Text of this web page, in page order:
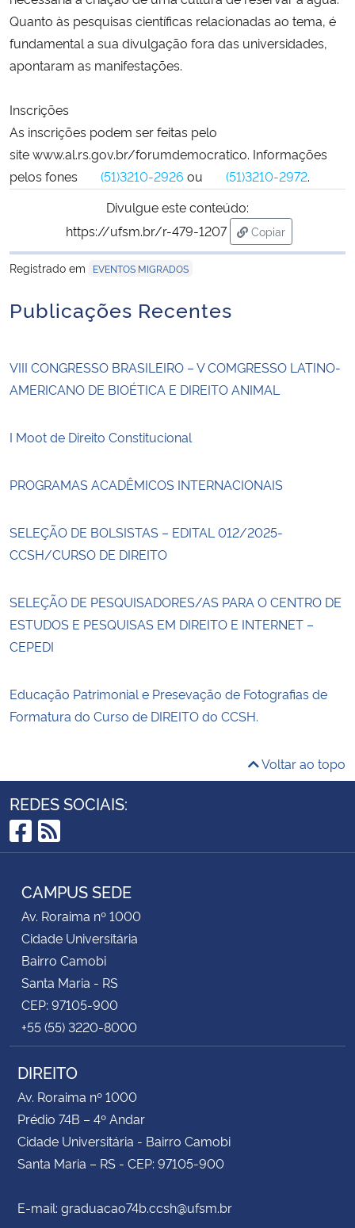
Quanto às pesquisas científicas relacionadas ao tema, é
fundamental a sua divulgação fora das universidades,
apontaram as manifestações.
Inscrições
As inscrições podem ser feitas pelo
sitewww.al.rs.gov.br/forumdemocratico. Informações
pelos fones
(51)3210-2926 ou (51)3210-2972.
Divulgue este conteúdo:
https://ufsm.br/r-479-1207
Copiar
para área de
Registrado em
EVENTOS MIGRADOS
Publicações Recentes
VIII CONGRESSO BRASILEIRO – V COMGRESSO LATINO-
AMERICANO DE BIOÉTICA E DIREITO ANIMAL
I Moot de Direito Constitucional
PROGRAMAS ACADÊMICOS INTERNACIONAIS
SELEÇÃO DE BOLSISTAS – EDITAL 012/2025-
CCSH/CURSO DE DIREITO
SELEÇÃO DE PESQUISADORES/AS PARA O CENTRO DE
ESTUDOS E PESQUISAS EM DIREITO E INTERNET –
CEPEDI
Educação Patrimonial e Presevação de Fotografias de
Formatura do Curso de DIREITO do CCSH.
Voltar ao topo
REDES SOCIAIS:
Facebook
RSS
CAMPUS SEDE
Av. Roraima nº 1000
Cidade Universitária
Bairro Camobi
Santa Maria - RS
CEP: 97105-900
+55 (55) 3220-8000
DIREITO
Av. Roraima nº 1000
Prédio 74B – 4º Andar
Cidade Universitária - Bairro Camobi
Santa Maria – RS - CEP: 97105-900
E-mail: graduacao74b.ccsh@ufsm.br